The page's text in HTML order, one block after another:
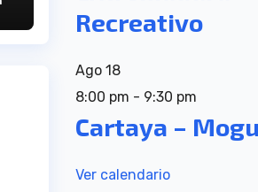
Recreativo
Ago 18
8:00 pm - 9:30 pm
Cartaya –
Ver calendario